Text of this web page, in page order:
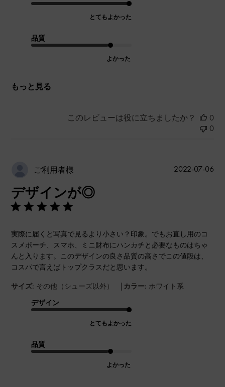
とてもよかった
品質
よかった
もっと見る
このレビューは役に立ちましたか？
0
0
ご利用者様
デザインが◎
実際に届くと写真で見るより小さい？印象。でもお直し用のコ
スメポーチ、スマホ、ミニ財布にハンカチと必要なものはちゃ
んと入ります。このデザインの良さ品質の高さでこの値段は、
コスパで言えばトップクラスだと思います。
サイズ: その他（シューズ以外） | カラー: ホワイト系
デザイン
とてもよかった
品質
よかった
公
2022-07-06